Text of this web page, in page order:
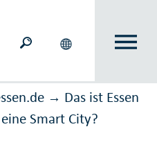
→ Das ist Essen
Smart City?